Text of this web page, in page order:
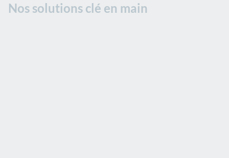
Nos solutions clé en main